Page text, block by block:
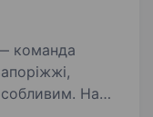
Наша